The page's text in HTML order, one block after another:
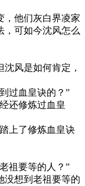
，他们灰白界凌家
，可如今沈风怎么
风是如何肯定，
过血皇诀的？”
还修炼过血皇
上了修炼血皇诀
祖要等的人？”
没想到老祖要等的